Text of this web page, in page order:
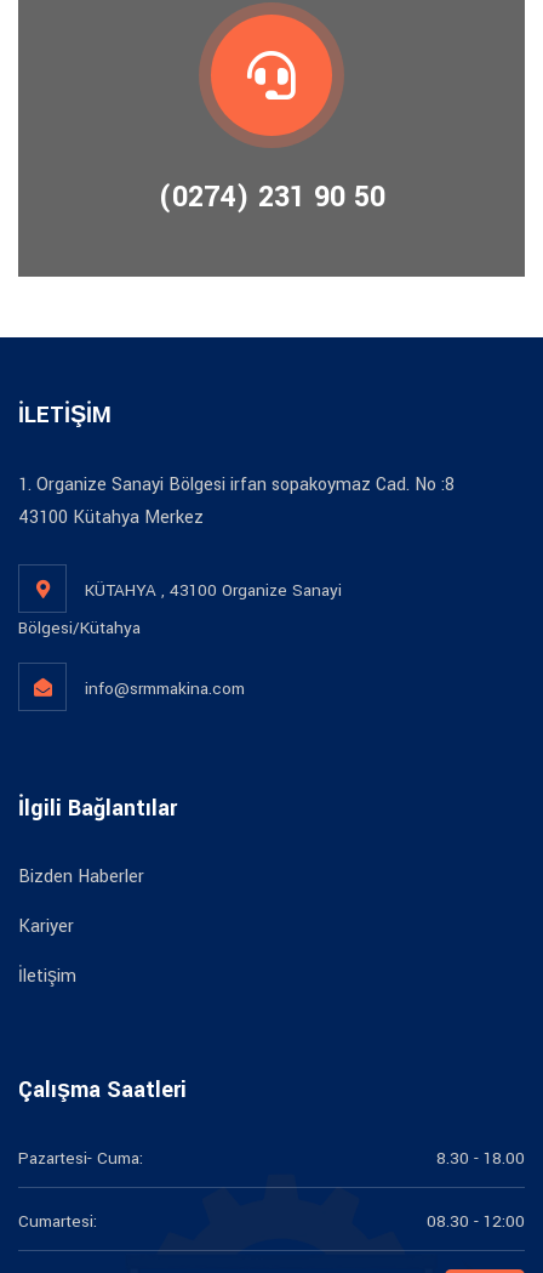
(0274) 231 90 50
İLETİŞİM
1. Organize Sanayi Bölgesi irfan sopakoymaz Cad. No :8
43100 Kütahya Merkez
KÜTAHYA , 43100 Organize Sanayi
Bölgesi/Kütahya
info@srmmakina.com
İlgili Bağlantılar
Bizden Haberler
Kariyer
İletişim
Çalışma Saatleri
Pazartesi- Cuma: 8.30 - 18.00
Cumartesi: 08.30 - 12:00